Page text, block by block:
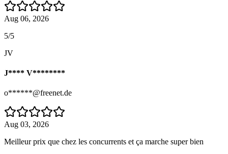
Aug 06, 2026
5/5
JV
J**** V********
o******@freenet.de
Aug 03, 2026
Meilleur prix que chez les concurrents et ça marche super bien